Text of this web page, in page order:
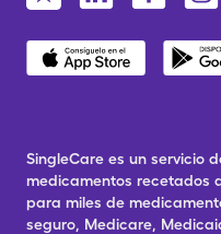
SingleCare es un servicio
medicamentos recetados
para miles de
seguro, Medicare,